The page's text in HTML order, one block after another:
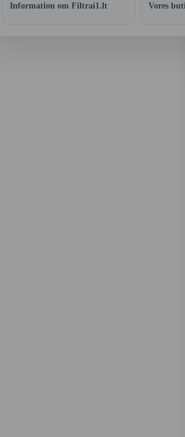
Information om Filtrai1.lt Vores